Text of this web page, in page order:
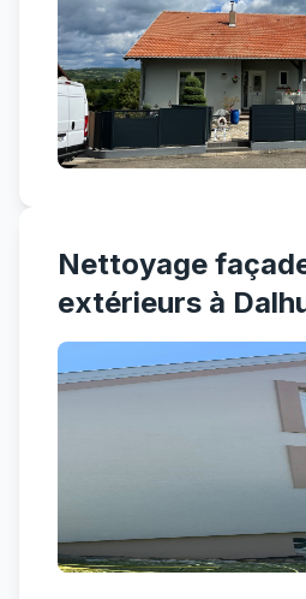
Nettoyage
extérieurs à